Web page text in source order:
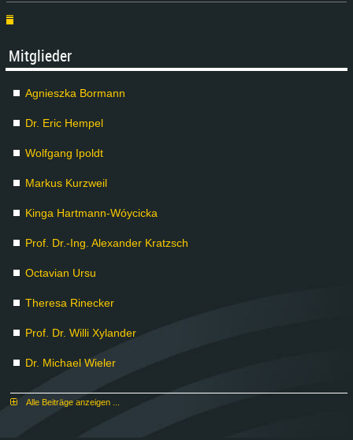
Mit­glie­der
Agnies­z­ka Bor­mann
Dr. Eric Hem­pel
Wolf­gang Ipoldt
Mar­kus Kurz­weil
Kin­ga Hart­mann-Wóyci­cka
Prof. Dr.-Ing. Alex­an­der Kratzsch
Oc­ta­vi­an Ur­su
The­re­sa Ri­ne­cker
Prof. Dr. Wil­li Xy­lan­der
Dr. Mi­cha­el Wie­ler
Al­le Bei­trä­ge an­zei­gen ...